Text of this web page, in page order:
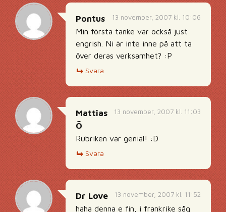
13 november, 2007 kl. 10:06
Pontus
Min första tanke var också just
engrish. Ni är inte inne på att ta
över deras verksamhet? :P
Svara
13 november, 2007 kl. 11:03
Mattias
Ö
Rubriken var genial! :D
Svara
13 november, 2007 kl. 11:52
Dr Love
haha denna e fin, i frankrike såg